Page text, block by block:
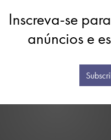
Inscreva-se
anúncios e